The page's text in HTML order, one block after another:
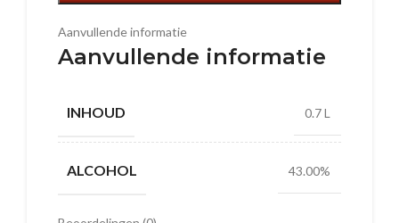
Aanvullende informatie
Aanvullende informatie
INHOUD 0.7 L
ALCOHOL 43.00%